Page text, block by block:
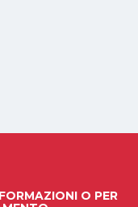
O PER